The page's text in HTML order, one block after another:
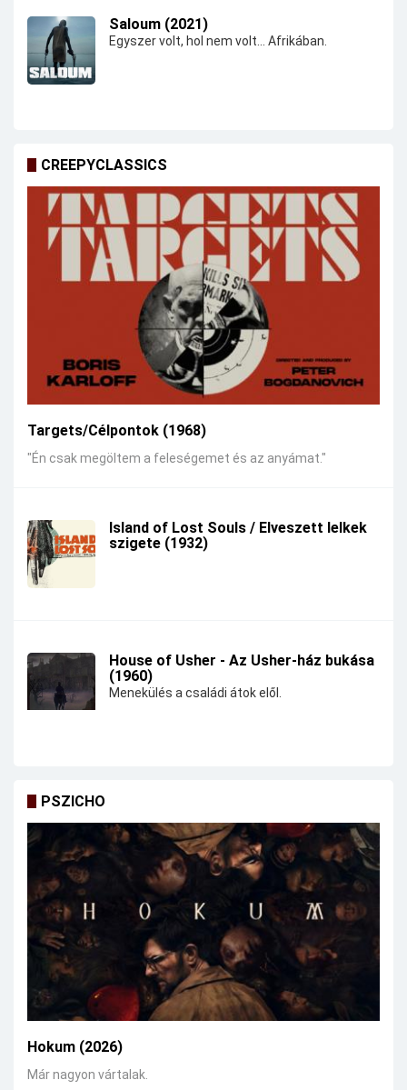
Saloum (2021)
Egyszer volt, hol nem volt... Afrikában.
CREEPYCLASSICS
Targets/Célpontok (1968)
"Én csak megöltem a feleségemet és az anyámat."
Island of Lost Souls / Elveszett lelkek
szigete (1932)
House of Usher - Az Usher-ház bukása
(1960)
Menekülés a családi átok elől.
PSZICHO
Hokum (2026)
Már nagyon vártalak.